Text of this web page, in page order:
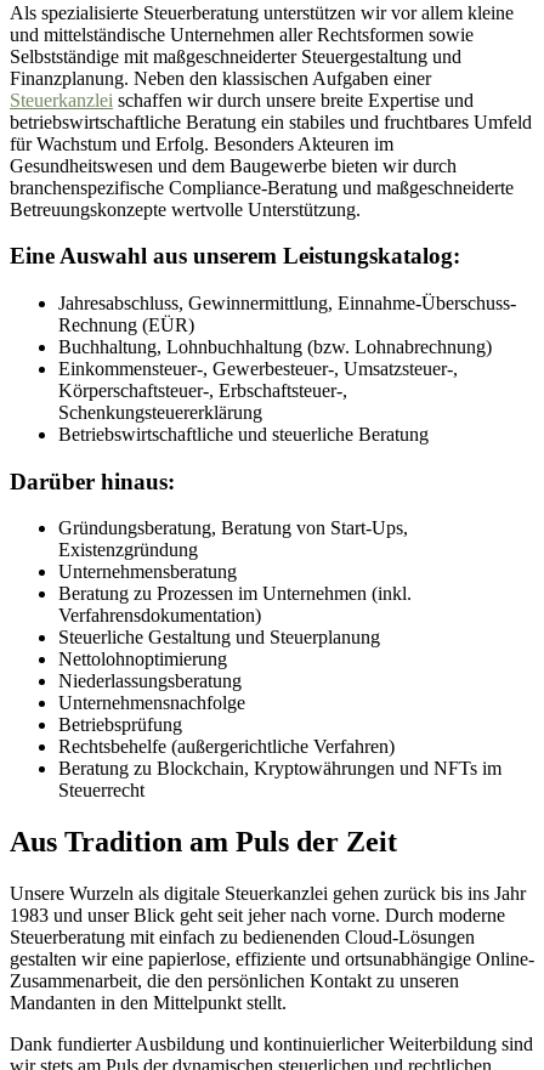
Als spezialisierte Steuerberatung unterstützen wir vor allem kleine
und mittelständische Unternehmen aller Rechtsformen sowie
Selbstständige mit maßgeschneiderter Steuergestaltung und
Finanzplanung. Neben den klassischen Aufgaben einer
Steuerkanzlei schaffen wir durch unsere breite Expertise und
betriebswirtschaftliche Beratung ein stabiles und fruchtbares Umfeld
für Wachstum und Erfolg. Besonders Akteuren im
Gesundheitswesen und dem Baugewerbe bieten wir durch
branchenspezifische Compliance-Beratung und maßgeschneiderte
Betreuungskonzepte wertvolle Unterstützung.
Eine Auswahl aus unserem Leistungskatalog:
Jahresabschluss, Gewinnermittlung, Einnahme-Überschuss-
Rechnung (EÜR)
Buchhaltung, Lohnbuchhaltung (bzw. Lohnabrechnung)
Einkommensteuer-, Gewerbesteuer-, Umsatzsteuer-,
Körperschaftsteuer-, Erbschaftsteuer-,
Schenkungsteuererklärung
Betriebswirtschaftliche und steuerliche Beratung
Darüber hinaus:
Gründungsberatung, Beratung von Start-Ups,
Existenzgründung
Unternehmensberatung
Beratung zu Prozessen im Unternehmen (inkl.
Verfahrensdokumentation)
Steuerliche Gestaltung und Steuerplanung
Nettolohnoptimierung
Niederlassungsberatung
Unternehmensnachfolge
Betriebsprüfung
Rechtsbehelfe (außergerichtliche Verfahren)
Beratung zu Blockchain, Kryptowährungen und NFTs im
Steuerrecht
Aus Tradition am Puls der Zeit
Unsere Wurzeln als digitale Steuerkanzlei gehen zurück bis ins Jahr
1983 und unser Blick geht seit jeher nach vorne. Durch moderne
Steuerberatung mit einfach zu bedienenden Cloud-Lösungen
gestalten wir eine papierlose, effiziente und ortsunabhängige Online-
Zusammenarbeit, die den persönlichen Kontakt zu unseren
Mandanten in den Mittelpunkt stellt.
Dank fundierter Ausbildung und kontinuierlicher Weiterbildung sind